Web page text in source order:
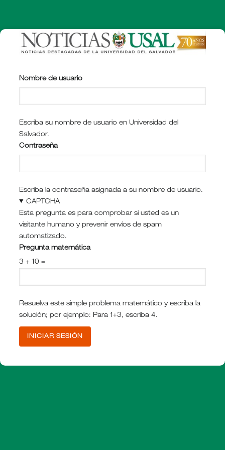
contenido
principal
Nombre de usuario
Escriba su nombre de usuario en Universidad del
Salvador.
Contraseña
Escriba la contraseña asignada a su nombre de usuario.
CAPTCHA
Esta pregunta es para comprobar si usted es un
visitante humano y prevenir envíos de spam
automatizado.
Pregunta matemática
3 + 10 =
Resuelva este simple problema matemático y escriba la
solución; por ejemplo: Para 1+3, escriba 4.